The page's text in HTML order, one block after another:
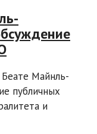
Майнль-
публичных
и